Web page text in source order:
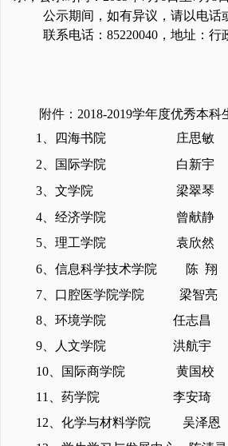
公示期间，如有异议，请以电话
联系电话：85220040，地址：行
附件： 2018-2019学年度优秀本
1、四海书院
庄思敏
2、国际学院
白新宇
3、文学院
梁翠琴
4、 经济学院 曾献静
5、 理工学院 袁欣然
6、信息科学技术学院
陈翔
7、 口腔医学院学院 梁智亮
8、 环境学院
任志昌
9、
人文学院 洪航宇
10、
国际商学院 黄国校
11、 药学院 李安琦
12、化学与材料学院 吴泽恩